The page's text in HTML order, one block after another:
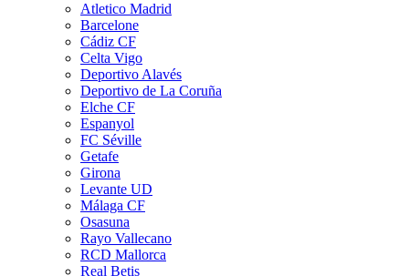
Atletico Madrid
Barcelone
Cádiz CF
Celta Vigo
Deportivo Alavés
Deportivo de La Coruña
Elche CF
Espanyol
FC Séville
Getafe
Girona
Levante UD
Málaga CF
Osasuna
Rayo Vallecano
RCD Mallorca
Real Betis